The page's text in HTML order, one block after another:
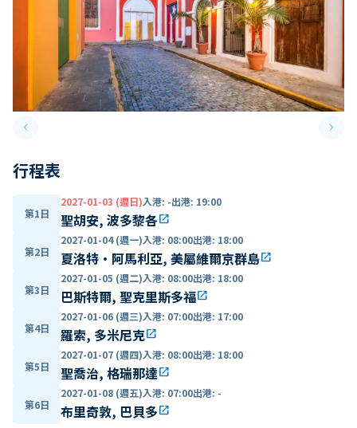
keyboard_arrow_leftPrevious slide keyboard_arrow_right
行程表
第1日
2027-01-03 (週日)入港: -出港: 19:00
聖胡安, 波多黎各open_in_new
第2日
2027-01-04 (週一)入港: 08:00出港: 18:00
夏洛特·阿馬利亞, 美屬維爾京群島open_in_new
第3日
2027-01-05 (週二)入港: 08:00出港: 18:00
巴斯特爾, 聖克里斯多福open_in_new
第4日
2027-01-06 (週三)入港: 07:00出港: 17:00
羅索, 多米尼克open_in_new
第5日
2027-01-07 (週四)入港: 08:00出港: 18:00
聖喬治, 格瑞那達open_in_new
第6日
2027-01-08 (週五)入港: 07:00出港: -
布里奇敦, 巴貝多open_in_new